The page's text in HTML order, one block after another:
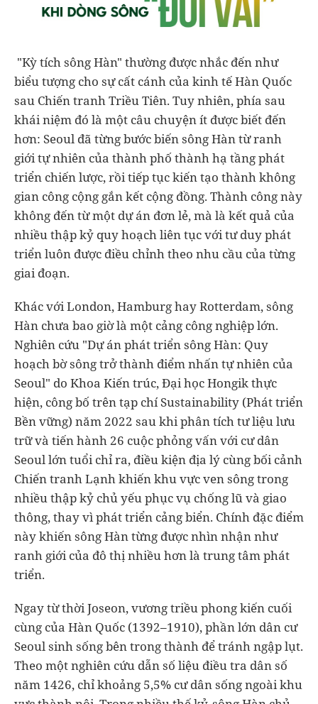
"Kỳ tích sông Hàn" thường được nhắc đến như
biểu tượng cho sự cất cánh của kinh tế Hàn Quốc
sau Chiến tranh Triều Tiên. Tuy nhiên, phía sau
khái niệm đó là một câu chuyện ít được biết đến
hơn: Seoul đã từng bước biến sông Hàn từ ranh
giới tự nhiên của thành phố thành hạ tầng phát
triển chiến lược, rồi tiếp tục kiến tạo thành không
gian công cộng gắn kết cộng đồng. Thành công này
không đến từ một dự án đơn lẻ, mà là kết quả của
nhiều thập kỷ quy hoạch liên tục với tư duy phát
triển luôn được điều chỉnh theo nhu cầu của từng
giai đoạn.
Khác với London, Hamburg hay Rotterdam, sông
Hàn chưa bao giờ là một cảng công nghiệp lớn.
Nghiên cứu "Dự án phát triển sông Hàn: Quy
hoạch bờ sông trở thành điểm nhấn tự nhiên của
Seoul" do Khoa Kiến trúc, Đại học Hongik thực
hiện, công bố trên tạp chí Sustainability (Phát triển
Bền vững) năm 2022 sau khi phân tích tư liệu lưu
trữ và tiến hành 26 cuộc phỏng vấn với cư dân
Seoul lớn tuổi chỉ ra, điều kiện địa lý cùng bối cảnh
Chiến tranh Lạnh khiến khu vực ven sông trong
nhiều thập kỷ chủ yếu phục vụ chống lũ và giao
thông, thay vì phát triển cảng biển. Chính đặc điểm
này khiến sông Hàn từng được nhìn nhận như
ranh giới của đô thị nhiều hơn là trung tâm phát
triển.
Ngay từ thời Joseon, vương triều phong kiến cuối
cùng của Hàn Quốc (1392–1910), phần lớn dân cư
Seoul sinh sống bên trong thành để tránh ngập lụt.
Theo một nghiên cứu dẫn số liệu điều tra dân số
năm 1426, chỉ khoảng 5,5% cư dân sống ngoài khu